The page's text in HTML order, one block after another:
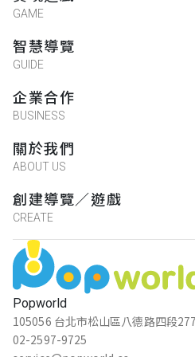
Popworld
105056 台北市松山區八德路四段
02-2597-9725
GAME
智慧導覽
GUIDE
企業合作
BUSINESS
關於我們
ABOUT US
創建導覽／遊戲
CREATE